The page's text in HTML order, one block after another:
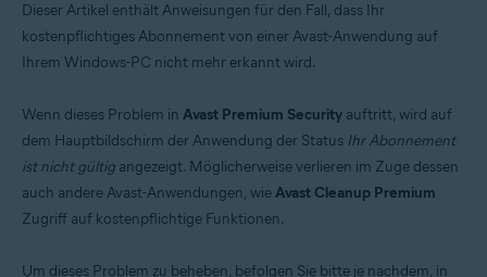
Microsoft Windows 10 Home/Pro/Enterprise/Education – 32-/64-Bit
Microsoft Windows 8.1 Home/Pro/Enterprise/Education – 32-/64-Bit
Microsoft Windows 8 Home/Pro/Enterprise/Education – 32-/64-Bit
Premium/Professional/Enterprise/Ultimate – Service Pack 2, 32-/64-Bit
Dieser Artikel enthält Anweisungen für den Fall, dass Ihr
kostenpflichtiges Abonnement von einer Avast-Anwendung auf
Ihrem Windows-PC nicht mehr erkannt wird.
Wenn dieses Problem in Avast Premium Security auftritt, wird auf
dem Hauptbildschirm der Anwendung der Status Ihr Abonnement
ist nicht gültig angezeigt. Möglicherweise verlieren im Zuge dessen
auch andere Avast-Anwendungen, wieAvast Cleanup Premium
Zugriff auf kostenpflichtige Funktionen.
Um dieses Problem zu beheben, befolgen Sie bitte je nachdem, in